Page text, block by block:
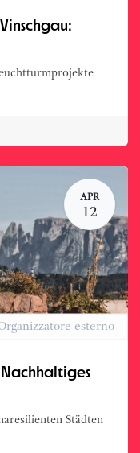
APR
12
Nachhaltiges
Städten
esterno